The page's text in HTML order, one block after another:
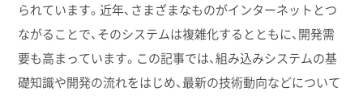
られています。近年、さまざまなものがインターネットとつ
ながることで、そのシステムは複雑化するとともに、開発需
要も高まっています。この記事では、組み込みシステムの基
礎知識や開発の流れをはじめ、最新の技術動向などについて